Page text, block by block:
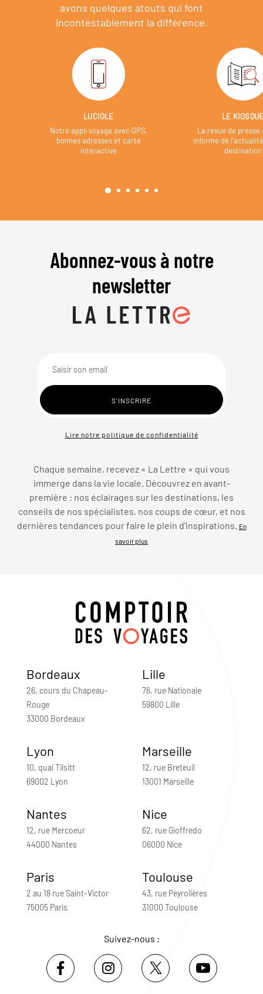
avons quelques atouts qui font
incontestablement la différence.
LUCIOLE
Notre appli voyage avec GPS,
bonnes adresses et carte
interactive
LE
La revue de presse
informe de
destination
Abonnez-vous à notre
newsletter
Lire notre politique de confidentialité
Chaque semaine, recevez « La Lettre » qui vous
immerge dans la vie locale. Découvrez en avant-
première : nos éclairages sur les destinations, les
conseils de nos spécialistes, nos coups de cœur, et nos
dernières tendances pour faire le plein d’inspirations. En
savoir plus
Bordeaux
26, cours du Chapeau-
Rouge
33000 Bordeaux
Lille
76, rue Nationale
59800 Lille
Lyon
10, quai Tilsitt
69002 Lyon
Marseille
12, rue Breteuil
13001 Marseille
Nantes
12, rue Mercoeur
44000 Nantes
Nice
62, rue Gioffredo
06000 Nice
Paris
2 au 18 rue Saint-Victor
75005 Paris
Toulouse
43, rue Peyrolières
31000 Toulouse
Suivez-nous :